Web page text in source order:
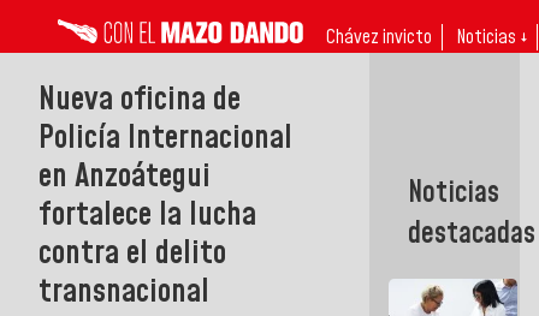
Chávez invicto Noticias ↓
Nueva oficina de
Policía Internacional
en Anzoátegui
fortalece la lucha
contra el delito
transnacional
Noticias
destacadas